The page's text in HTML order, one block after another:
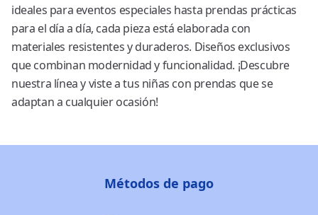
ideales para eventos especiales hasta prendas prácticas
para el día a día, cada pieza está elaborada con
materiales resistentes y duraderos. Diseños exclusivos
que combinan modernidad y funcionalidad. ¡Descubre
nuestra línea y viste a tus niñas con prendas que se
adaptan a cualquier ocasión!
Métodos de pago